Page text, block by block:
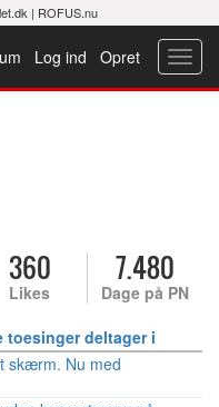
| ROFUS.nu
Opret
Log ind
360
Likes
7.480
Dage på PN
toesinger deltager i
skærm. Nu med